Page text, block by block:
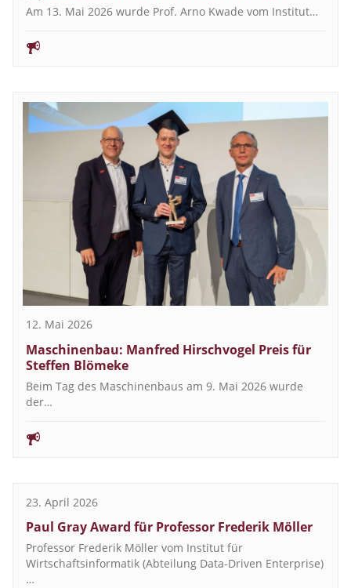
Am 13. Mai 2026 wurde Prof. Arno Kwade vom Institut…
12. Mai 2026
Maschinenbau: Manfred Hirschvogel Preis für
Steffen Blömeke
Beim Tag des Maschinenbaus am 9. Mai 2026 wurde
der…
23. April 2026
Paul Gray Award für Professor Frederik Möller
Professor Frederik Möller vom Institut für
Wirtschaftsinformatik (Abteilung Data-Driven Enterprise)
…